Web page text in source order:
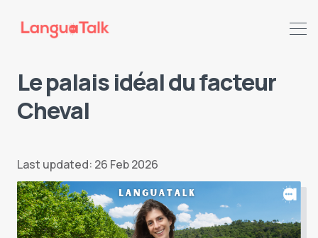
Le palais idéal du facteur
Cheval
Last updated: 26 Feb 2026